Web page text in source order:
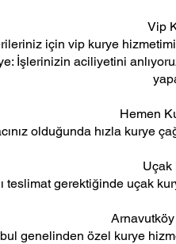
Vip
için vip kurye
İşlerinizin aciliyetini
Hemen
olduğunda hızla kurye
Uçak
teslimat gerektiğinde uçak
genelinden özel kurye